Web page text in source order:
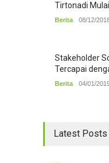
Tirtonadi
Berita 08/12/
Stakeholder
Tercapai
Berita 04/01/
Latest Posts